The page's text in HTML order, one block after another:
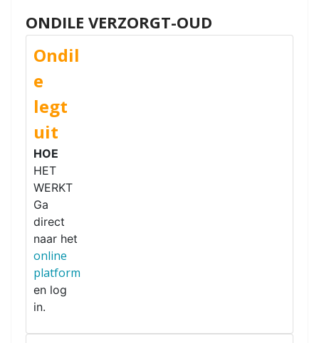
ONDILE VERZORGT-OUD
Ondil
e
legt
uit
HOE
HET
WERKT
Ga
direct
naar het
online
platform
en log
in.